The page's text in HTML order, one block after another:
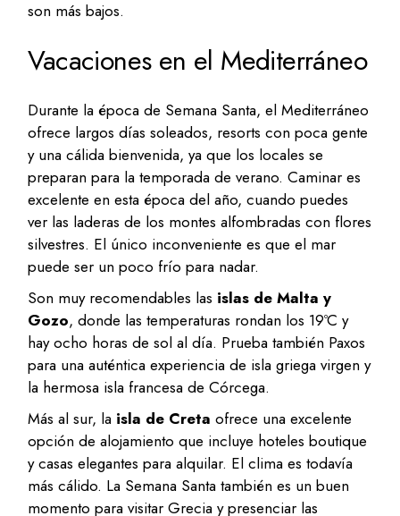
son más bajos.
Vacaciones en el Mediterráneo
Durante la época de Semana Santa, el Mediterráneo
ofrece largos días soleados, resorts con poca gente
y una cálida bienvenida, ya que los locales se
preparan para la temporada de verano. Caminar es
excelente en esta época del año, cuando puedes
ver las laderas de los montes alfombradas con flores
silvestres. El único inconveniente es que el mar
puede ser un poco frío para nadar.
Son muy recomendables las islas de Malta y
Gozo, donde las temperaturas rondan los 19ºC y
hay ocho horas de sol al día. Prueba también Paxos
para una auténtica experiencia de isla griega virgen y
la hermosa isla francesa de Córcega.
Más al sur, la isla de Creta ofrece una excelente
opción de alojamiento que incluye hoteles boutique
y casas elegantes para alquilar. El clima es todavía
más cálido. La Semana Santa también es un buen
momento para visitar Grecia y presenciar las